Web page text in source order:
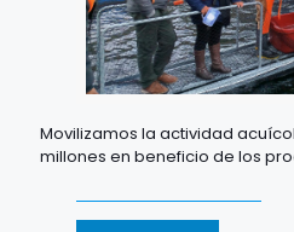
Movilizamos la actividad
millones en beneficio de los